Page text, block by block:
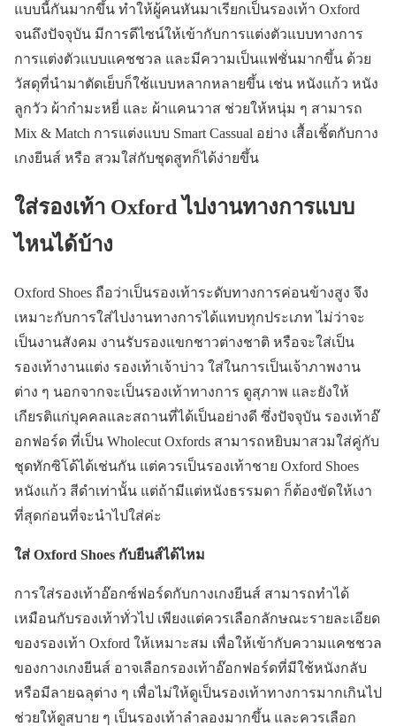
แบบนี้กันมากขึ้น ทำให้ผู้คนหันมาเรียกเป็นรองเท้า Oxford
จนถึงปัจจุบัน มีการดีไซน์ให้เข้ากับการแต่งตัวแบบทางการ
การแต่งตัวแบบแคชชวล และมีความเป็นแฟชั่นมากขึ้น ด้วย
วัสดุที่นำมาตัดเย็บก็ใช้แบบหลากหลายขึ้น เช่น หนังแก้ว หนัง
ลูกวัว ผ้ากำมะหยี่ และ ผ้าแคนวาส ช่วยให้หนุ่ม ๆ สามารถ
Mix & Match การแต่งแบบ Smart Cassual อย่าง เสื้อเชิ้ตกับกาง
เกงยีนส์ หรือ สวมใส่กับชุดสูทก็ได้ง่ายขึ้น
ใส่รองเท้า Oxford ไปงานทางการแบบ
ไหนได้บ้าง
Oxford Shoes ถือว่าเป็นรองเท้าระดับทางการค่อนข้างสูง จึง
เหมาะกับการใส่ไปงานทางการได้แทบทุกประเภท ไม่ว่าจะ
เป็นงานสังคม งานรับรองแขกชาวต่างชาติ หรือจะใส่เป็น
รองเท้างานแต่ง รองเท้าเจ้าบ่าว ใส่ในการเป็นเจ้าภาพงาน
ต่าง ๆ นอกจากจะเป็นรองเท้าทางการ ดูสุภาพ และยังให้
เกียรติแก่บุคคลและสถานที่ได้เป็นอย่างดี ซึ่งปัจจุบัน รองเท้าอ๊
อกฟอร์ด ที่เป็น Wholecut Oxfords สามารถหยิบมาสวมใส่คู่กับ
ชุดทักซิโด้ได้เช่นกัน แต่ควรเป็นรองเท้าชาย Oxford Shoes
หนังแก้ว สีดำเท่านั้น แต่ถ้ามีแต่หนังธรรมดา ก็ต้องขัดให้เงา
ที่สุดก่อนที่จะนำไปใส่ค่ะ
ใส่ Oxford Shoes กับยีนส์ได้ไหม
การใส่รองเท้าอ๊อกซ์ฟอร์ดกับกางเกงยีนส์ สามารถทำได้
เหมือนกับรองเท้าทั่วไป เพียงแต่ควรเลือกลักษณะรายละเอียด
ของรองเท้า Oxford ให้เหมาะสม เพื่อให้เข้ากับความแคชชวล
ของกางเกงยีนส์ อาจเลือกรองเท้าอ๊อกฟอร์ดที่มีใช้หนังกลับ
หรือมีลายฉลุต่าง ๆ เพื่อไม่ให้ดูเป็นรองเท้าทางการมากเกินไป
ช่วยให้ดูสบาย ๆ เป็นรองเท้าลำลองมากขึ้น และควรเลือก